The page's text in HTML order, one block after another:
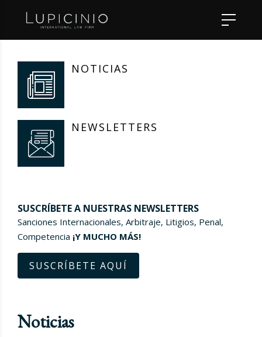
NOTICIAS
NEWSLETTERS
SUSCRÍBETE A NUESTRAS NEWSLETTERS
Sanciones Internacionales, Arbitraje, Litigios, Penal,
Competencia ¡Y MUCHO MÁS!
SUSCRÍBETE AQUÍ
Noticias